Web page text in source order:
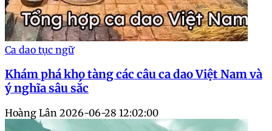
Ca dao tục ngữ
Khám phá kho tàng các câu ca dao Việt Nam và
ý nghĩa sâu sắc
Hoàng Lân 2026-06-28 12:02:00